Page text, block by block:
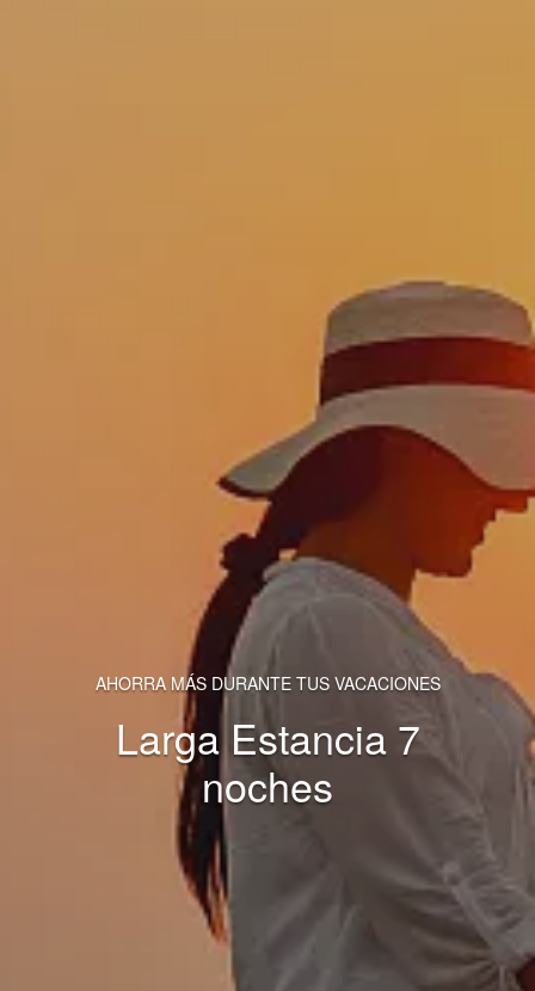
AHORRA MÁS DURANTE TUS VACACIONES
Larga Estancia 7
noches